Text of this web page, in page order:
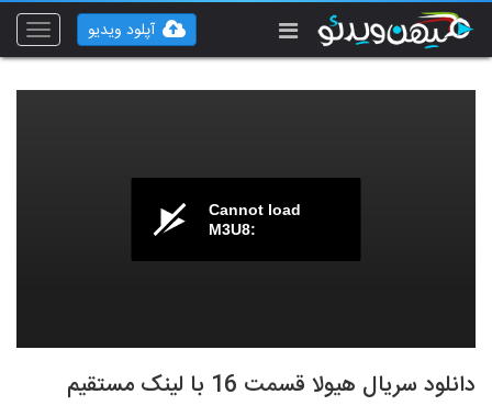
Toggle
آپلود ویدیو
Cannot load
M3U8:
دانلود سریال هیولا قسمت 16 با لینک مستقیم